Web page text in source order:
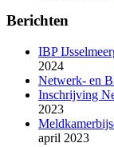
Berichten
IBP
2024
Netwerk- en
Inschrijving
2023
april 2023